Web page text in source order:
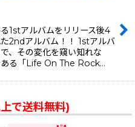
1stアルバムをリリース後4
2ndアルバム！！ 1stアルバ
、その変化を窺い知れな
ある「Life On The Rock…
で送料無料)